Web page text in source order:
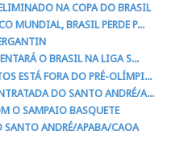
NA COPA DO BRASIL
MUNDIAL, BRASIL PERDE P...
O BRASIL NA LIGA S...
ESTÁ FORA DO PRÉ-OLÍMPI...
DO SANTO ANDRÉ/A...
O SAMPAIO BASQUETE
SANTO ANDRÉ/APABA/CAOA